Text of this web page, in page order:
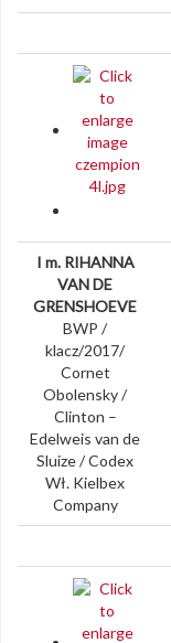
I m. RIHANNA
VAN DE
GRENSHOEVE
BWP /
klacz/2017/
Cornet
Obolensky /
Clinton –
Edelweis van de
Sluize / Codex
Wł. Kielbex
Company